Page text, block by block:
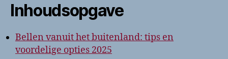
Inhoudsopgave
Bellen vanuit het buitenland: tips en
voordelige opties 2025